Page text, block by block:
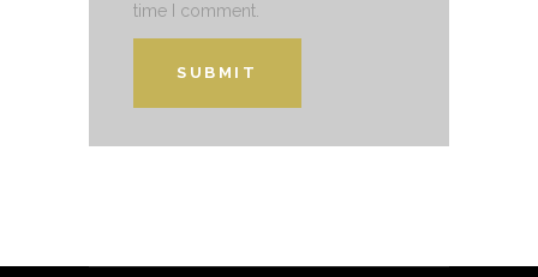
time I comment.